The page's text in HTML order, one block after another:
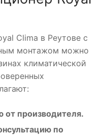
Clima в Реутове с
монтажом можно
климатической
от производителя.
по